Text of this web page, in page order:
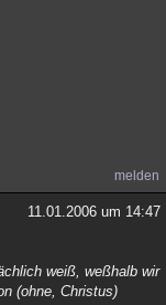
melden
11.01.2006 um 14:47
weiß, weßhalb wir
(ohne, Christus)